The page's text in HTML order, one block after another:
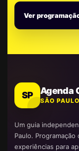
Ver
SP Agenda
SÃO PAULO
Um guia
Paulo.
experiências para